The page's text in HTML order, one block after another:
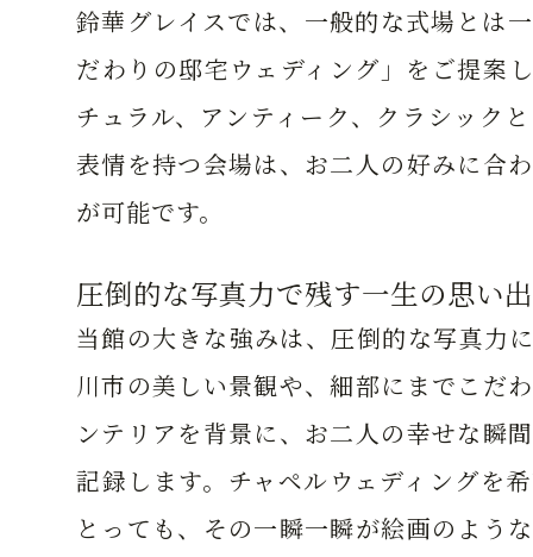
鈴華グレイスでは、一般的な式場とは
だわりの邸宅ウェディング」をご提案
チュラル、アンティーク、クラシック
表情を持つ会場は、お二人の好みに合
が可能です。
圧倒的な写真力で残す一生の思い出
当館の大きな強みは、圧倒的な写真力
川市の美しい景観や、細部にまでこだ
ンテリアを背景に、お二人の幸せな瞬
記録します。チャペルウェディングを
とっても、その一瞬一瞬が絵画のよう